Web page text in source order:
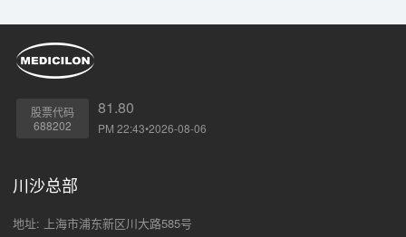
股票代码
688202
81.80
PM 22:43•2026-08-06
川沙总部
地址: 上海市浦东新区川大路585号